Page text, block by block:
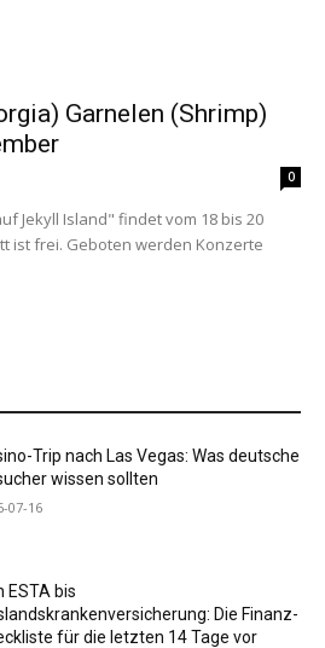
Garnelen (Shrimp)
0
Jekyll Island" findet vom 18 bis 20
ist frei. Geboten werden Konzerte
Trip nach Las Vegas: Was deutsche
wissen sollten
07-16
ESTA bis
Die Finanz-
für die letzten 14 Tage vor